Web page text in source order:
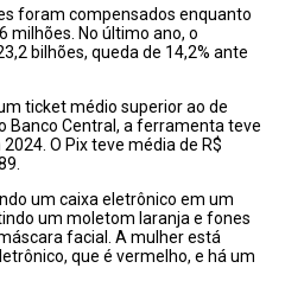
foram compensados enquanto
milhões. No último ano, o
bilhões, queda de 14,2% ante
ticket médio superior ao de
Banco Central, a ferramenta teve
O Pix teve média de R$
um caixa eletrônico em um
um moletom laranja e fones
facial. A mulher está
que é vermelho, e há um